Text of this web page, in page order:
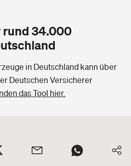
rund 34.000
in Deutschland kann über
Deutschen Versicherer
das Tool hier.